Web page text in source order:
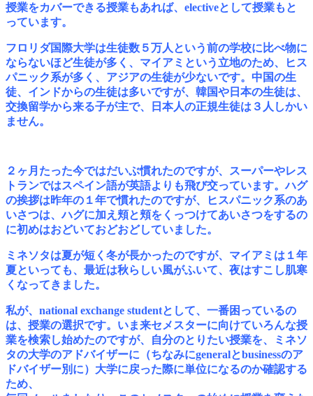
授業をカバーできる授業もあれば、electiveとして授業もと
っています。
フロリダ国際大学は生徒数５万人という前の学校に比べ物に
ならないほど生徒が多く、マイアミという立地のため、ヒス
パニック系が多く、アジアの生徒が少ないです。中国の生
徒、インドからの生徒は多いですが、 韓国や日本の生徒は、
交換留学から来る子が主で、日本人の正規生徒は３人しかい
ません。
２ヶ月たった今ではだいぶ慣れたのですが、スーパーやレス
トランではスペイン語が英語よりも飛び交っています。ハグ
の挨拶は昨年の１年で慣れたのですが、ヒスパニック系のあ
いさつは、ハグに加え頬と頬をくっつけてあいさつをするの
に初めはおどいておどおどしていました。
ミネソタは夏が短く冬が長かったのですが、マイアミは１年
夏といっても、最近は秋らしい風がふいて、夜はすこし肌寒
くなってきました。
私が、national exchange studentとして、一番困っているの
は、授業の選択です。いま来セメスターに向けていろんな授
業を検索し始めたのですが、
自分のとりたい授業を、ミネソ
タの大学のアドバイザーに（ちなみにgeneralとbusinessのア
ドバイザー別に）大学に戻った際に単位になるのか確認する
ため、